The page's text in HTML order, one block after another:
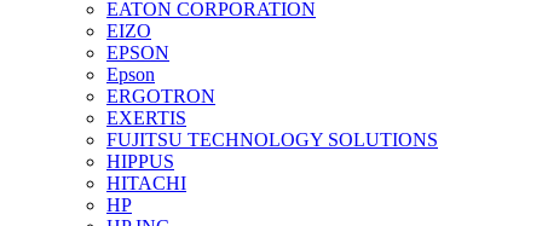
EATON CORPORATION
EIZO
EPSON
Epson
ERGOTRON
EXERTIS
FUJITSU TECHNOLOGY SOLUTIONS
HIPPUS
HITACHI
HP